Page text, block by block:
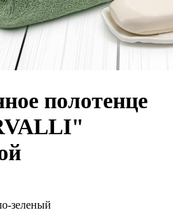
полотенце
зеленый